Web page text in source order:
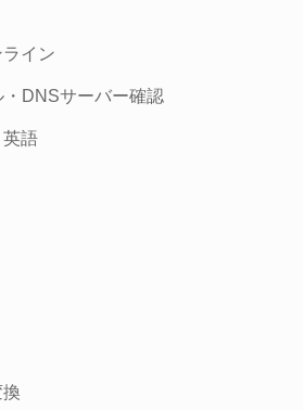
イン
DNSサーバー確認
語